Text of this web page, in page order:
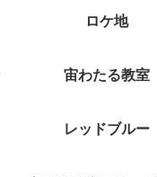
ロケ地
宙わたる教室
レッドブルー